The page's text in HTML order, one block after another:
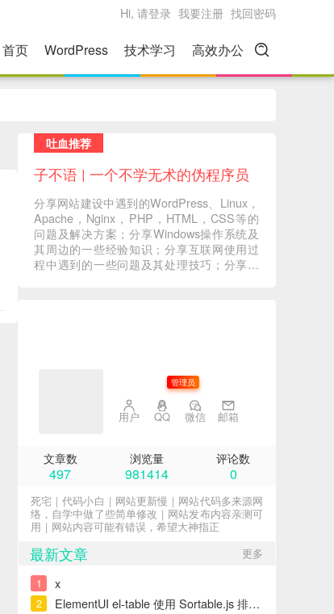
Hi, 请登录 我要注册 找回密码
首页 WordPress 技术学习 高效办公
吐血推荐
子不语 | 一个不学无术的伪程序员
分享网站建设中遇到的WordPress、Linux，
Apache，Nginx，PHP，HTML，CSS等的
问题及解决方案；分享Windows操作系统及
其周边的一些经验知识；分享互联网使用过
程中遇到的一些问题及其处理技巧；分享一
管理员
用户 QQ 微信 邮箱
文章数
497
浏览量
981414
评论数
0
死宅｜代码小白｜网站更新慢｜网站代码多来源网
络，自学中做了些简单修改｜网站发布内容亲测可
用｜网站内容可能有错误，希望大神指正
更多
最新文章
1 x
2 ElementUI el-table 使用 Sortable.js 排序错误解决